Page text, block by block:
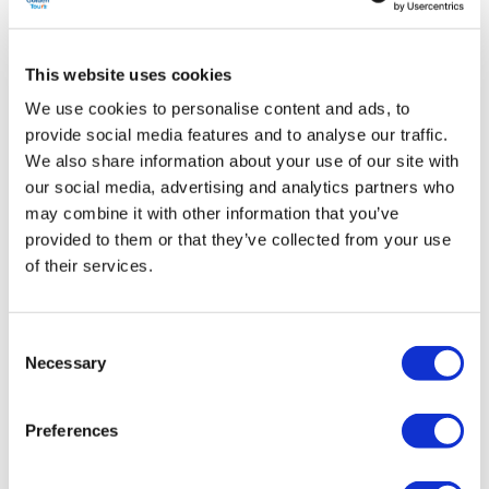
This website uses cookies
We use cookies to personalise content and ads, to
provide social media features and to analyse our traffic.
We also share information about your use of our site with
our social media, advertising and analytics partners who
may combine it with other information that you’ve
provided to them or that they’ve collected from your use
of their services.
Selection
Necessary
Preferences
di sepoltura della regina Elisabetta II.
Avvicinati al cerchio di pietre di Stonehenge
Da
69,52 £ anziche 79,00 £ Più dettagli
Castello di Warwick con pranzo di